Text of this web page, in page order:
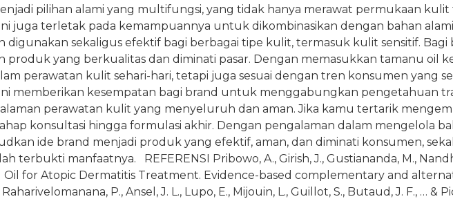
pilihan alami yang multifungsi, yang tidak hanya merawat permukaan
juga terletak pada kemampuannya untuk dikombinasikan dengan bahan
sekaligus efektif bagi berbagai tipe kulit, termasuk kulit sensitif.
yang berkualitas dan diminati pasar. Dengan memasukkan tamanu oil
perawatan kulit sehari-hari, tetapi juga sesuai dengan tren konsumen yang
memberikan kesempatan bagi brand untuk menggabungkan pengetahuan
perawatan kulit yang menyeluruh dan aman. Jika kamu tertarik
konsultasi hingga formulasi akhir. Dengan pengalaman dalam mengelola
ide brand menjadi produk yang efektif, aman, dan diminati konsumen,
terbukti manfaatnya. REFERENSI Pribowo, A., Girish, J., Gustiananda, M.,
for Atopic Dermatitis Treatment. Evidence-based complementary and
P., Ansel, J. L., Lupo, E., Mijouin, L., Guillot, S., Butaud, J. F., … &